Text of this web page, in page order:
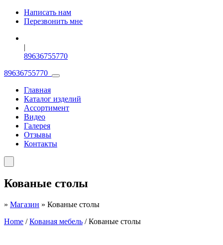
Написать нам
Перезвонить мне
|
89636755770
89636755770
Главная
Каталог изделий
Ассортимент
Видео
Галерея
Отзывы
Контакты
Кованые столы
» Магазин » Кованые столы
Home /Кованая мебель / Кованые столы